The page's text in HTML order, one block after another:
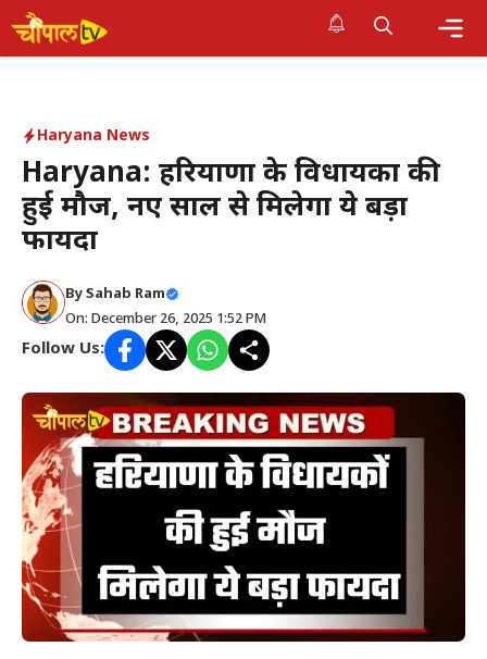
Skip
to
Haryana News
Haryana: हरियाणा के विधायकों की
हुई मौज, नए साल से मिलेगा ये बड़ा
फायदा
By Sahab Ram
On: December 26, 2025 1:52 PM
Follow Us: